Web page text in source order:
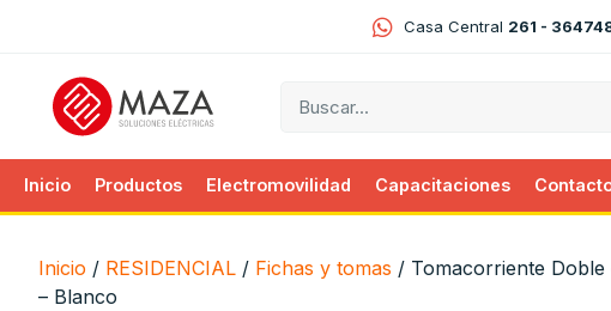
Casa Central 261 -
Inicio Productos Electromovilidad Capacitaciones
Inicio / RESIDENCIAL / Fichas y tomas / Tomacorriente Doble
– Blanco